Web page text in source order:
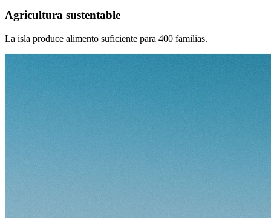
Agricultura sustentable
La isla produce alimento suficiente para 400 familias.